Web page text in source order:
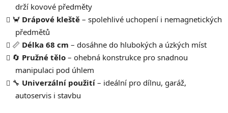
drží kovové předměty
🦀 Drápové kleště – spolehlivé uchopení i nemagnetických
předmětů
📏 Délka 68 cm – dosáhne do hlubokých a úzkých míst
🔄 Pružné tělo – ohebná konstrukce pro snadnou
manipulaci pod úhlem
🔧 Univerzální použití – ideální pro dílnu, garáž,
autoservis i stavbu